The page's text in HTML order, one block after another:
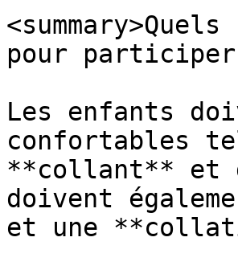
pour participer
Les enfants
confortables
**collant** et
doivent
et une